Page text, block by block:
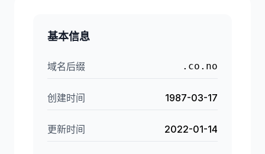
基本信息
域名后缀 .co.no
创建时间 1987-03-17
更新时间 2022-01-14